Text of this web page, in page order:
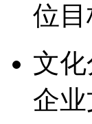
位
文
企